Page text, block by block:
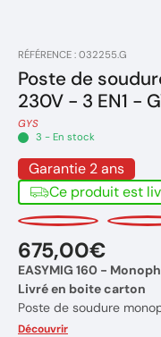
RÉFÉRENCE : 032255.G
Poste de
230V - 3 EN1 -
GYS
3 - En stock
Garantie 2 ans
Ce produit est
675,00€
EASYMIG 160 -
Livré en boite carton
Poste de soudure
Technologie inverter IGBT
Découvrir